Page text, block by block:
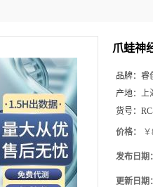
爪蛙神
品牌： 睿
产地： 上
货号：
价格：
发布日期
更新日期